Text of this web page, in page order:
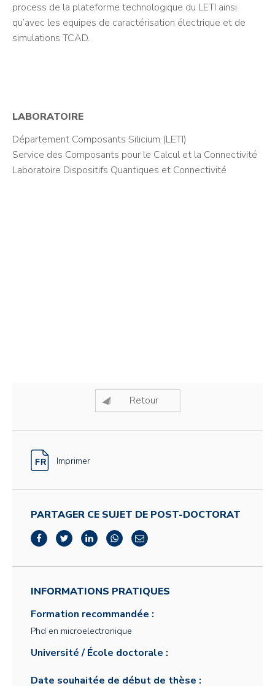
process de la plateforme technologique du LETI ainsi
qu’avec les equipes de caractérisation électrique et de
simulations TCAD.
LABORATOIRE
Département Composants Silicium (LETI)
Service des Composants pour le Calcul et la Connectivité
Laboratoire Dispositifs Quantiques et Connectivité
Retour
Imprimer
PARTAGER CE SUJET DE POST-DOCTORAT
INFORMATIONS PRATIQUES
Formation recommandée :
Phd en microelectronique
Université / École doctorale :
Date souhaitée de début de thèse :